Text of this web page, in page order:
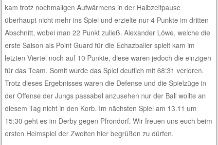
kam trotz nochmaligen Aufwärmens in der Halbzeitpause
überhaupt nicht mehr ins Spiel und erzielte nur 4 Punkte im dritten
Abschnitt, wobei man 22 Punkt zuließ. Alexander Löwe, welche die
erste Saison als Point Guard für die Echazballer spielt kam im
letzten Viertel noch auf 10 Punkte, diese waren jedoch die einzigen
für das Team. Somit wurde das Spiel deutlich mit 68:31 verloren.
Trotz dieses Ergebnisses waren die Defense und die Spielzüge in
der Offense der Jungs passabel anzusehen nur der Ball wollte an
diesem Tag nicht in den Korb. Im nächsten Spiel am 13.11 um
15:30 geht es im Derby gegen Pfrondorf. Wir freuen uns euch beim
ersten Heimspiel der Zwoiten hier begrüßen zu dürfen.